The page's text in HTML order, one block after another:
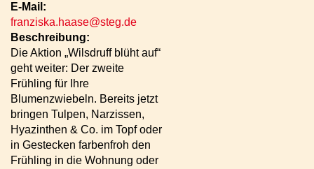
E-Mail:
franziska.haase@steg.de
Beschreibung:
Die Aktion „Wilsdruff blüht auf“
geht weiter: Der zweite
Frühling für Ihre
Blumenzwiebeln. Bereits jetzt
bringen Tulpen, Narzissen,
Hyazinthen & Co. im Topf oder
in Gestecken farbenfroh den
Frühling in die Wohnung oder